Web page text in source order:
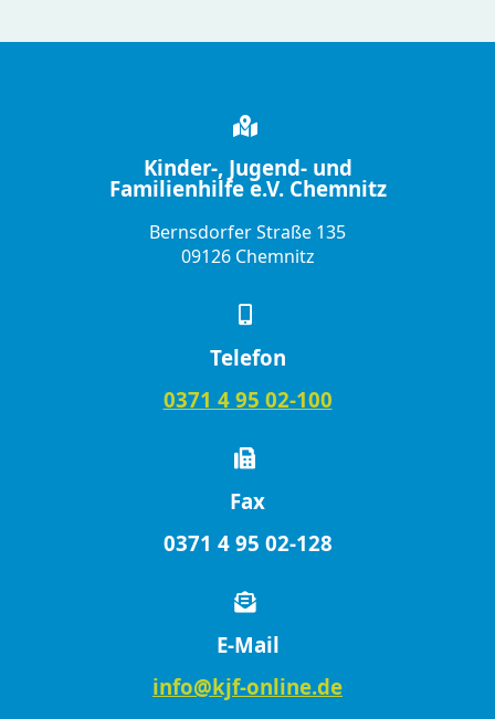
Kinder-, Jugend- und
Familienhilfe e.V. Chemnitz
Bernsdorfer Straße 135
09126 Chemnitz
Telefon
0371 4 95 02-100
Fax
0371 4 95 02-128
E-Mail
info@kjf-online.de